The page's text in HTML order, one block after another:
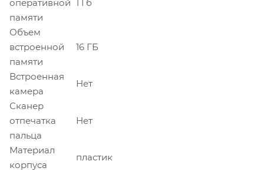
оперативной
памяти
1 Гб
Объем
встроенной
памяти
16 ГБ
Встроенная
камера
Нет
Сканер
отпечатка
пальца
Нет
Материал
корпуса
пластик